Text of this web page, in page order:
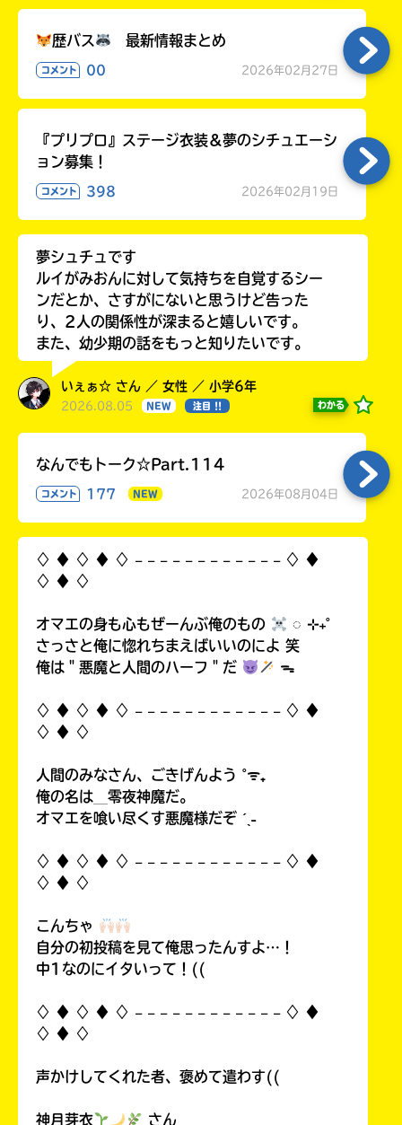
歴バス 最新情報まとめ
コメント 00 2026年02月27日
『プリプロ』ステージ衣装＆夢のシチュエーシ
ョン募集！
コメント 398 2026年02月19日
夢シュチュです
ルイがみおんに対して気持ちを自覚するシー
ンだとか、さすがにないと思うけど告った
り、2人の関係性が深まると嬉しいです。
また、幼少期の話をもっと知りたいです。
いぇぁ☆ さん ／ 女性 ／ 小学6年
2026.08.05 NEW 注目 !! わかる
なんでもトーク☆Part.114
コメント 177 NEW 2026年08月04日
♢ ♦︎ ♢ ♦︎ ♢ 𓐄 𓐄 𓐄 𓐄 𓐄 𓐄 𓐄 𓐄 𓐄 𓐄 𓐄 𓐄 ♢ ♦︎
♢ ♦︎ ♢
オマエの身も心もぜーんぶ俺のもの
◌ ⊹₊˚
さっさと俺に惚れちまえばいいのによ 笑
俺は＂悪魔と人間のハーフ＂だ
ᯓ
♢ ♦︎ ♢ ♦︎ ♢ 𓐄 𓐄 𓐄 𓐄 𓐄 𓐄 𓐄 𓐄 𓐄 𓐄 𓐄 𓐄 ♢ ♦︎
♢ ♦︎ ♢
人間のみなさん、ごきげんよう ˚ᯤ₊
俺の名は＿零夜神魔だ。
オマエを喰い尽くす悪魔様だぞ ˊˎ˗
♢ ♦︎ ♢ ♦︎ ♢ 𓐄 𓐄 𓐄 𓐄 𓐄 𓐄 𓐄 𓐄 𓐄 𓐄 𓐄 𓐄 ♢ ♦︎
♢ ♦︎ ♢
こんちゃ
自分の初投稿を見て俺思ったんすよ…！
中1なのにイタいって！((
♢ ♦︎ ♢ ♦︎ ♢ 𓐄 𓐄 𓐄 𓐄 𓐄 𓐄 𓐄 𓐄 𓐄 𓐄 𓐄 𓐄 ♢ ♦︎
♢ ♦︎ ♢
声かけしてくれた者、褒めて遣わす((
神月芽衣
さん